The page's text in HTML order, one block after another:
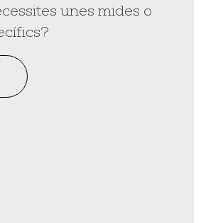
unes mides o